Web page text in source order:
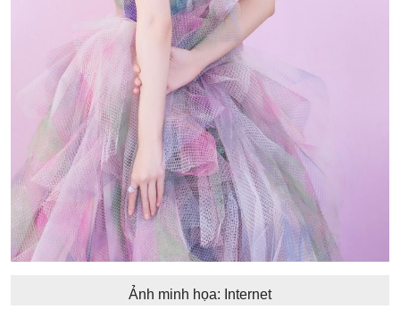
Ảnh minh họa: Internet